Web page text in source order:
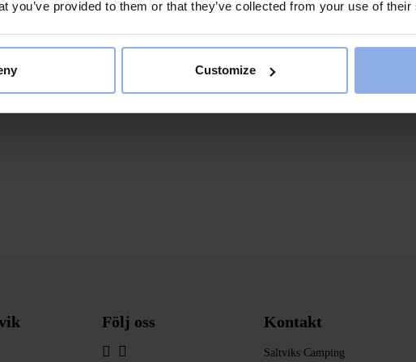
you’ve provided to them or that they’ve collected from your use of
Customize
för barn,
Följ oss Kontakt
Saltviks Camping